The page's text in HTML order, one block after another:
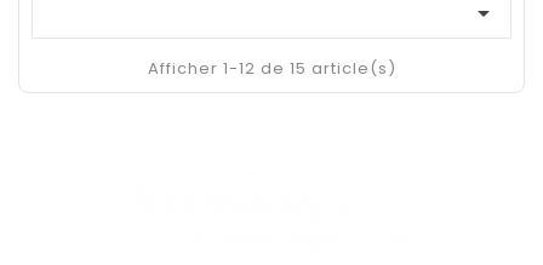

Afficher 1-12 de 15 article(s)